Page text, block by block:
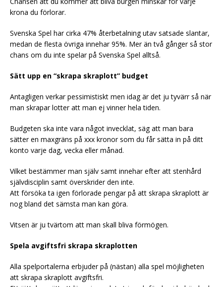
krona du förlorar.
Svenska Spel har cirka 47% återbetalning utav satsade slantar,
medan de flesta övriga innehar 95%. Mer än två gånger så stor
chans om du inte spelar på Svenska Spel alltså.
Sätt upp en “skrapa skraplott” budget
Antagligen verkar pessimistiskt men idag är det ju tyvärr så när
man skrapar lotter att man ej vinner hela tiden.
Budgeten ska inte vara något invecklat, säg att man bara
sätter en maxgräns på xxx kronor som du får sätta in på ditt
konto varje dag, vecka eller månad.
Vilket bestämmer man själv samt innehar efter att stenhård
självdisciplin samt överskrider den inte.
Att försöka ta igen förlorade pengar på att skrapa skraplott är
nog bland det sämsta man kan göra.
Vitsen är ju tvärtom att man skall bliva förmögen.
Spela avgiftsfri skrapa skraplotten
Alla spelportalerna erbjuder på (nästan) alla spel möjligheten
att skrapa skraplott avgiftsfri.